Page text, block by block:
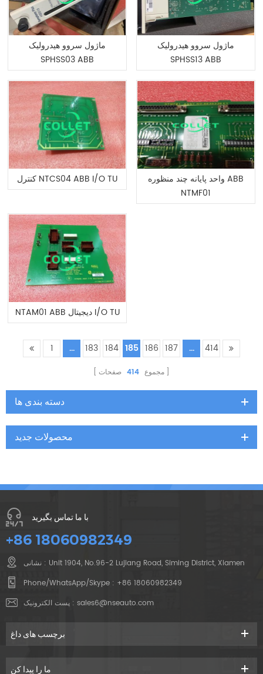
ماژول سروو هیدرولیک
SPHSS03 ABB
ماژول سروو هیدرولیک
SPHSS13 ABB
کنترل NTCS04 ABB I/O TU
واحد پایانه چند منظوره ABB
NTMF01
NTAM01 ABB دیجیتال I/O TU
1 ... 183 184 185 186 187 ... 414
مجموع 414 صفحات
دسته بندی ها
محصولات جدید
با ما تماس بگیرید
+86 18060982349
نشانی : Unit 1904, No.96-2 Lujiang Road, Siming District, Xiamen
Phone/WhatsApp/Skype : +86 18060982349
پست الکترونیک : sales6@nseauto.com
برچسب های داغ
ما را پیدا کن